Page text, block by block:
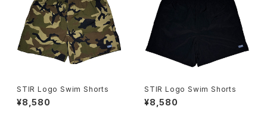
STIR Logo Swim Shorts
¥8,580
STIR Logo Swim Shorts
¥8,580